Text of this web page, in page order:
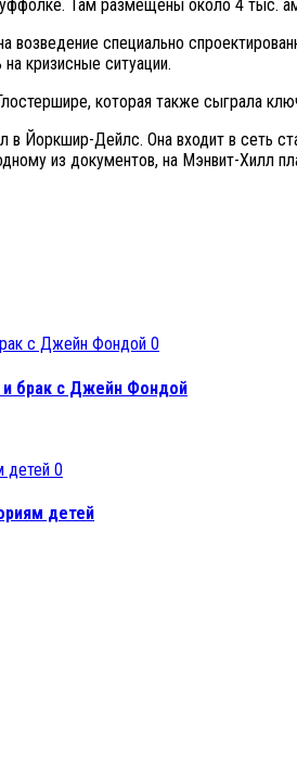
Там размещены около 4 тыс.
возведение специально
кризисные ситуации.
которая также сыграла
в Йоркшир-Дейлс. Она входит в сеть
из документов, на Мэнвит-Хилл
0
и брак с Джейн Фондой
0
детей